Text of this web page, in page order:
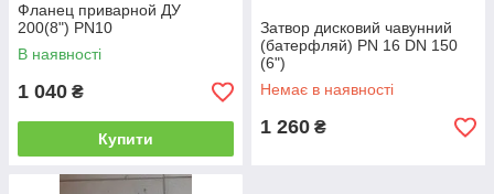
Фланец приварной ДУ
200(8") PN10
В наявності
1 040 ₴
Купити
Затвор дисковий чавунний
(батерфляй) PN 16 DN 150
(6")
Немає в наявності
1 260 ₴